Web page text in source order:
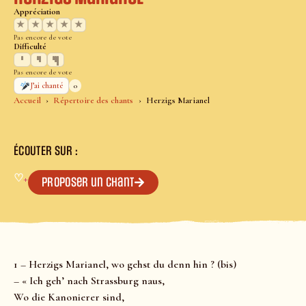
Accueil Répertoire des chants Herzigs Marianel
Appréciation
★
★ ★ ★ ★
Pas encore de vote
Difficulté
Pas encore de vote
J’ai chanté
0
ÉCOUTER SUR :
♡+ Proposer un chant
1 – Herzigs Marianel, wo gehst du denn hin ? (bis)
– « Ich geh’ nach Strassburg naus,
Wo die Kanonierer sind,